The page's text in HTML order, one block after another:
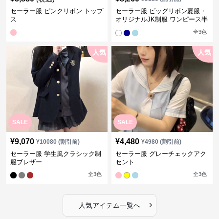
セーラー服 ピンクリボン トップ
ス
セーラー服 ビッグリボン夏服・
オリジナルJK制服 ワンピース半
全3色
SALE
人気
¥9,070 ¥10080(割引前)
セーラー服 学生風クラシック制
服ブレザー
全3色
SALE
人気
¥4,480 ¥4980(割引前)
セーラー服 グレーチェックアク
セント
全3色
人気アイテム一覧へ ›